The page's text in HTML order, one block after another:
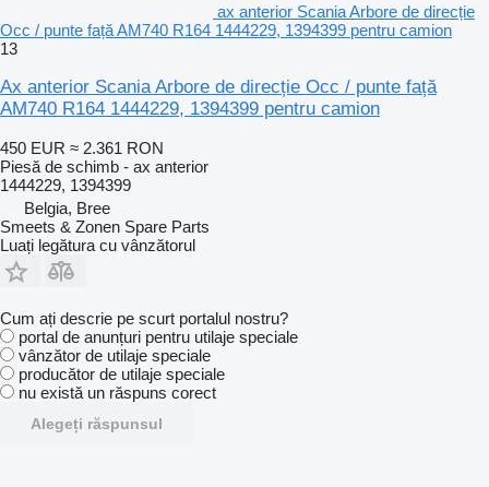
ax anterior Scania Arbore de direcție
Occ / punte față AM740 R164 1444229, 1394399 pentru camion
13
Ax anterior Scania Arbore de direcție Occ / punte față
AM740 R164 1444229, 1394399 pentru camion
450 EUR ≈ 2.361 RON
Piesă de schimb - ax anterior
1444229, 1394399
Belgia, Bree
Smeets & Zonen Spare Parts
Luați legătura cu vânzătorul
Cum ați descrie pe scurt portalul nostru?
portal de anunțuri pentru utilaje speciale
vânzător de utilaje speciale
producător de utilaje speciale
nu există un răspuns corect
Alegeți răspunsul